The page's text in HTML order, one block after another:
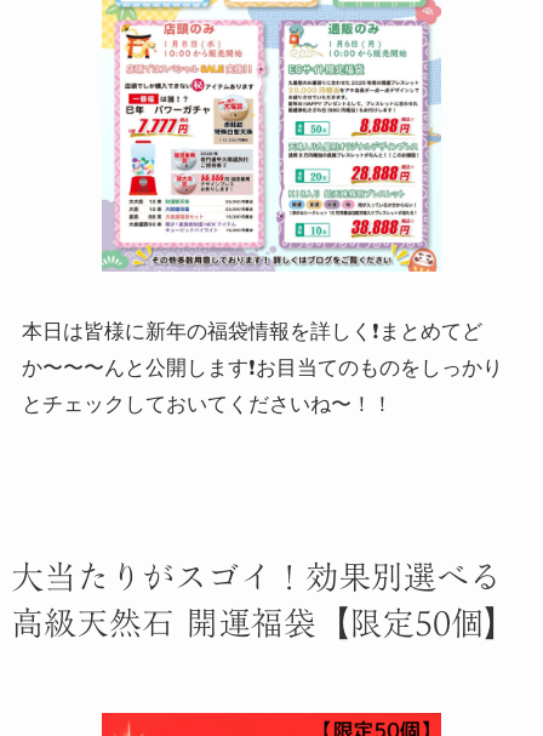
本日は皆様に新年の福袋情報を詳しく❗️まとめてど
か〜〜〜んと公開します❗️お目当てのものをしっかり
とチェックしておいてくださいね〜！！
大当たりがスゴイ！効果別選べる
高級天然石 開運福袋 【限定50個】